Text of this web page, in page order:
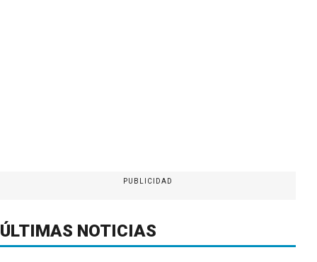
PUBLICIDAD
ÚLTIMAS NOTICIAS